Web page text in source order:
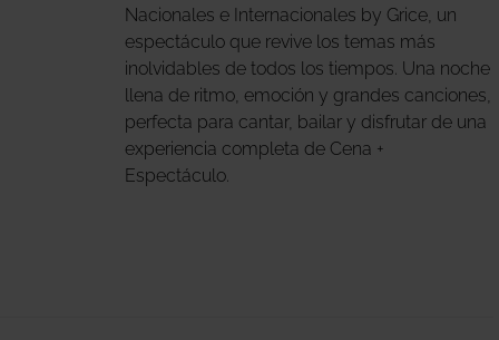
Nacionales e Internacionales by Grice, un
espectáculo que revive los temas más
inolvidables de todos los tiempos. Una noche
llena de ritmo, emoción y grandes canciones,
perfecta para cantar, bailar y disfrutar de una
experiencia completa de Cena +
Espectáculo.